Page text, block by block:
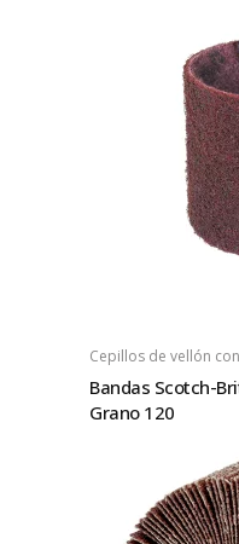
Cepillos de vellón
Bandas Scotch-
Grano 120